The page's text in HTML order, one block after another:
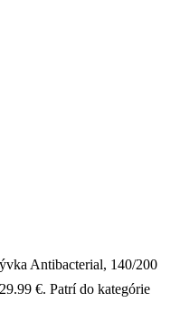
Antibacterial, 140/200
€. Patrí do kategórie